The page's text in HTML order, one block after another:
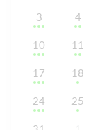
3 4
10 11
17 18
24 25